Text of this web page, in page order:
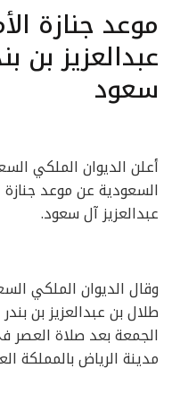
موعد جنازة
عبدالعزيز بن
سعود
أعلن الديوان الملكي
السعودية عن موعد جنازة
عبدالعزيز آل سعود.
وقال الديوان الملكي
طلال بن عبدالعزيز بن
الجمعة بعد صلاة العصر
مدينة الرياض بالمملكة